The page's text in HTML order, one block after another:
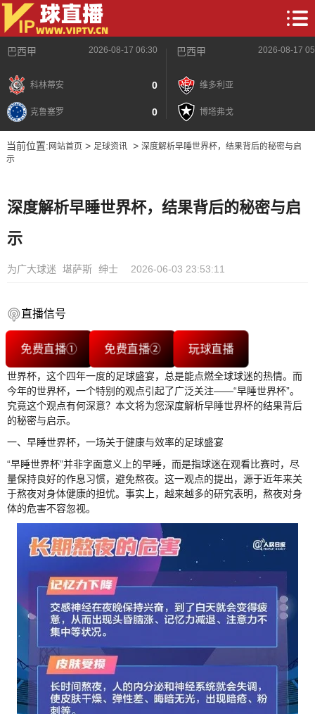
巴西甲 2026-08-17 06:30
科林蒂安 0
克鲁塞罗 0
巴西甲 2026-08-17
维多利亚
博塔弗戈
当前位置: 网站首页> 足球资讯> 深度解析早睡世界杯，结果背后的秘密与启
示
深度解析早睡世界杯，结果背后的秘密与启
示
为广大球迷 堪萨斯 绅士 2026-06-03 23:53:11
直播信号
免费直播① 免费直播② 玩球直播
世界杯，这个四年一度的足球盛宴，总是能点燃全球球迷的热情。而
今年的世界杯，一个特别的观点引起了广泛关注——“早睡世界杯”。
究竟这个观点有何深意？本文将为您深度解析早睡世界杯的结果背后
的秘密与启示。
一、早睡世界杯，一场关于健康与效率的足球盛宴
“早睡世界杯”并非字面意义上的早睡，而是指球迷在观看比赛时，尽
量保持良好的作息习惯，避免熬夜。这一观点的提出，源于近年来关
于熬夜对身体健康的担忧。事实上，越来越多的研究表明，熬夜对身
体的危害不容忽视。